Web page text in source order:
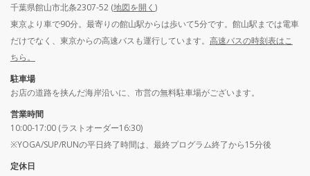
千葉県館山市北条2307-52 (地図を開く )
東京より車で90分。最寄りの館山駅からは歩いて5分です。館山駅までは電車
だけでなく、東京からの高速バスも運行しています。 高速バスの時刻表はこ
ちら。
駐車場
お店の道路を挟んだ海岸沿いに、市営の無料駐車場がございます。
営業時間
10:00-17:00 (ラストオーダー16:30)
※YOGA/SUP/RUNの平日終了時間は、最終プログラム終了から15分後
定休日